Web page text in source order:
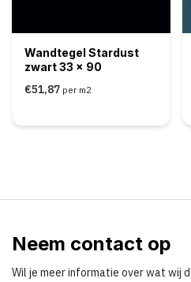
Wandtegel Stardust
zwart 33 x 90
€51,87 per m2
Neem contact op
Wil je meer informatie over wat wij